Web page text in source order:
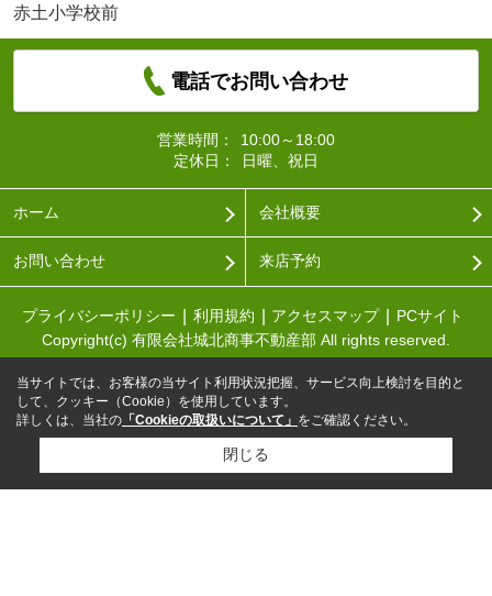
赤土小学校前
電話でお問い合わせ
営業時間：
10:00～18:00
定休日：
日曜、祝日
ホーム 会社概要
お問い合わせ 来店予約
プライバシーポリシー 利用規約 アクセスマップ
PCサイト
Copyright(c) 有限会社城北商事不動産部 All rights reserved.
当サイトでは、お客様の当サイト利用状況把握、サービス向上検討を目的と
して、クッキー（Cookie）を使用しています。
詳しくは、当社の 「Cookieの取扱いについて」 をご確認ください。
閉じる